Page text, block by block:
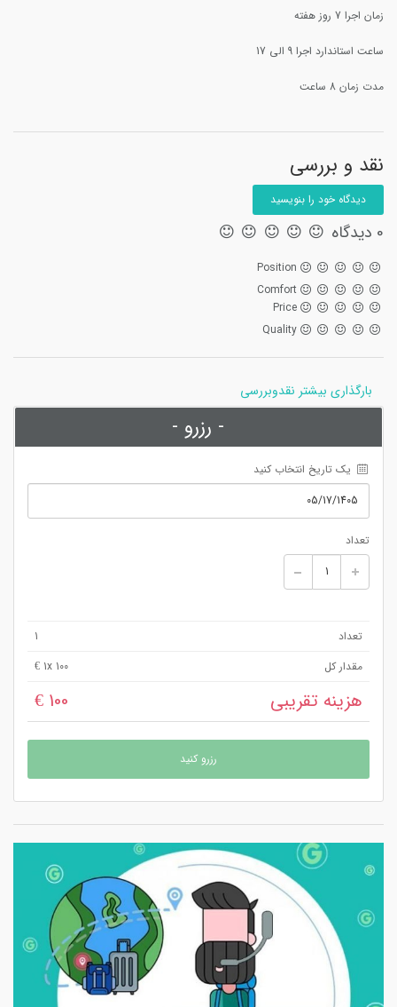
زمان اجرا 7 روز هفته
ساعت استاندارد اجرا 9 الی 17
مدت زمان 8 ساعت
نقد و بررسی
دیدگاه خود را بنویسید
0 دیدگاه
Position
Comfort
Price
Quality
بارگذاری بیشتر نقدوبررسی
- رزرو -
یک تاریخ انتخاب کنید
تعداد
تعداد
1
مقدار کل
1x 100 €
هزینه تقریبی 100 €
رزرو کنید